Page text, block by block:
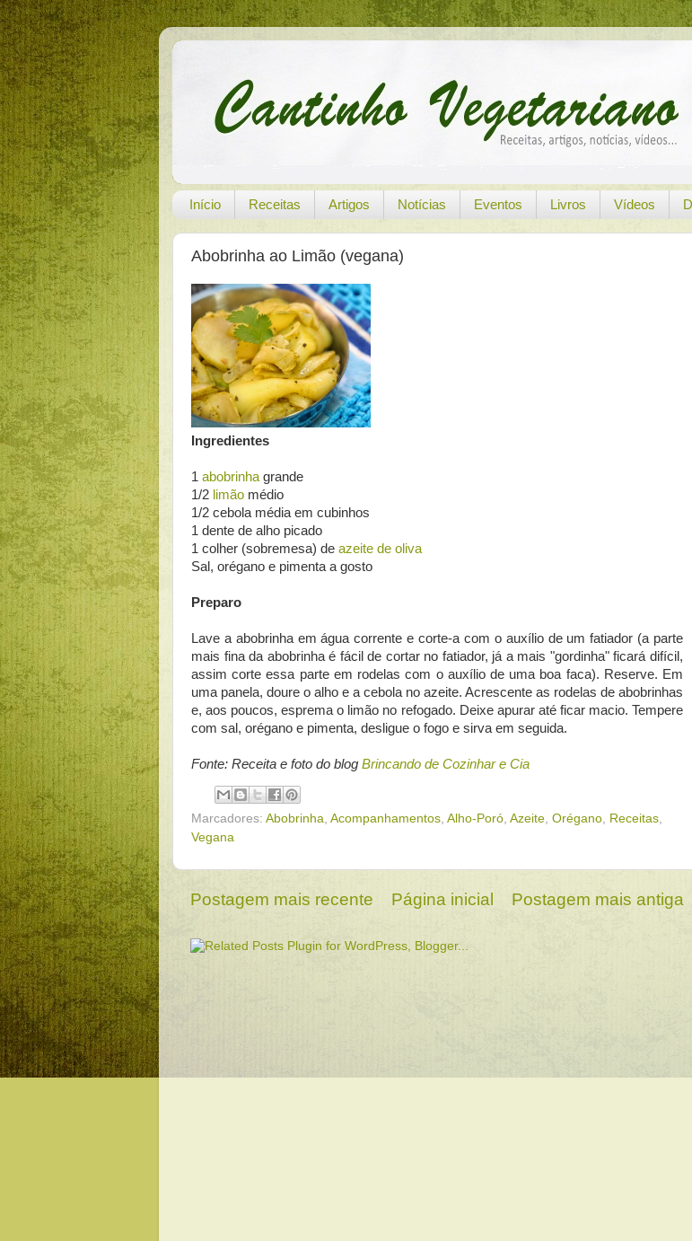
Início Receitas Artigos Notícias Eventos Livros Vídeos
Abobrinha ao Limão (vegana)
Ingredientes
1 abobrinha grande
1/2 limão médio
1/2 cebola média em cubinhos
1 dente de alho picado
1 colher (sobremesa) de azeite de oliva
Sal, orégano e pimenta a gosto
Preparo
Lave a abobrinha em água corrente e corte-a com o auxílio de um fatiador (a parte
mais fina da abobrinha é fácil de cortar no fatiador, já a mais "gordinha" ficará difícil,
assim corte essa parte em rodelas com o auxílio de uma boa faca). Reserve. Em
uma panela, doure o alho e a cebola no azeite. Acrescente as rodelas de abobrinhas
e, aos poucos, esprema o limão no refogado. Deixe apurar até ficar macio. Tempere
com sal, orégano e pimenta, desligue o fogo e sirva em seguida.
Fonte: Receita e foto do blog Brincando de Cozinhar e Cia
Marcadores: Abobrinha Acompanhamentos Alho-Poró Azeite Orégano Receitas
Vegana
Postagem mais recente Postagem mais antiga
Página inicial